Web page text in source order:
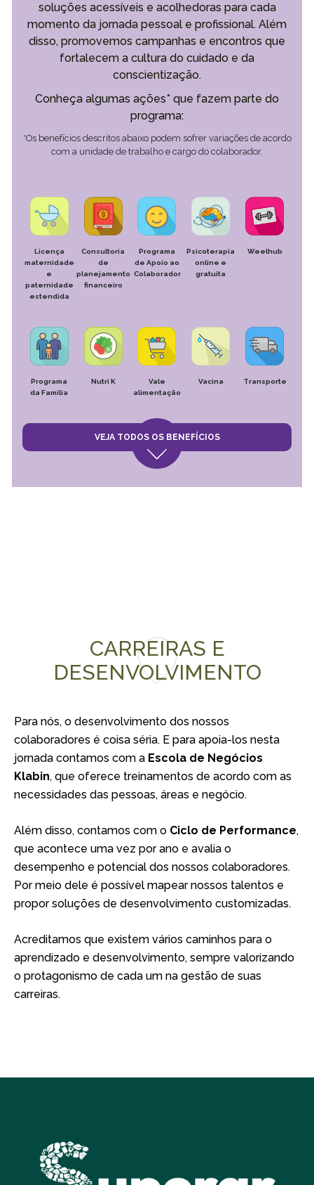
soluções acessíveis e acolhedoras para cada
momento da jornada pessoal e profissional. Além
disso, promovemos campanhas e encontros que
fortalecem a cultura do cuidado e da
conscientização.
Conheça algumas ações* que fazem parte do
programa:
*Os benefícios descritos abaixo podem sofrer variações de acordo
com a unidade de trabalho e cargo do colaborador.
Licença
maternidade
e
paternidade
estendida
Consultoria
de
planejamento
financeiro
Programa
de Apoio ao
Colaborador
Psicoterapia
online e
gratuita
Weelhub
Programa
da Família
Nutri K
Vale
alimentação
Vacina Transporte
VEJA TODOS OS BENEFÍCIOS
CARREIRAS E
DESENVOLVIMENTO
Para nós, o desenvolvimento dos nossos
colaboradores é coisa séria. E para apoia-los nesta
jornada contamos com a Escola de Negócios
Klabin, que oferece treinamentos de acordo com as
necessidades das pessoas, áreas e negócio.
Além disso, contamos com o Ciclo de Performance,
que acontece uma vez por ano e avalia o
desempenho e potencial dos nossos colaboradores.
Por meio dele é possível mapear nossos talentos e
propor soluções de desenvolvimento customizadas.
Acreditamos que existem vários caminhos para o
aprendizado e desenvolvimento, sempre valorizando
o protagonismo de cada um na gestão de suas
carreiras.